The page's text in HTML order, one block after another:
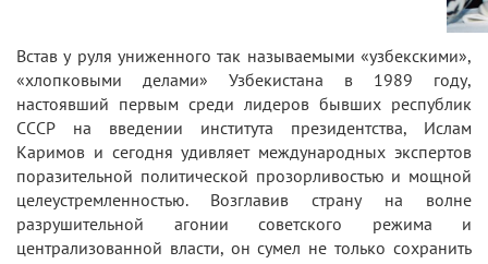
Встав у руля униженного так называемыми «узбекскими»,
«хлопковыми делами» Узбекистана в 1989 году,
настоявший первым среди лидеров бывших республик
СССР на введении института президентства, Ислам
Каримов и сегодня удивляет международных экспертов
поразительной политической прозорливостью и мощной
целеустремленностью. Возглавив страну на волне
разрушительной агонии советского режима и
централизованной власти, он сумел не только сохранить